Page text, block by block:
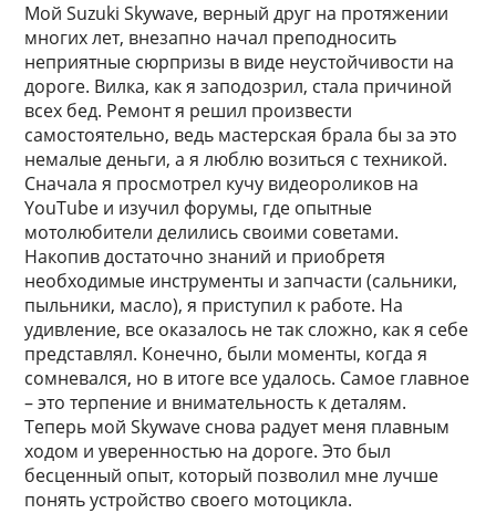
Мой Suzuki Skywave, верный друг на протяжении
многих лет, внезапно начал преподносить
неприятные сюрпризы в виде неустойчивости на
дороге. Вилка, как я заподозрил, стала причиной
всех бед. Ремонт я решил произвести
самостоятельно, ведь мастерская брала бы за это
немалые деньги, а я люблю возиться с техникой.
Сначала я просмотрел кучу видеороликов на
YouTube и изучил форумы, где опытные
мотолюбители делились своими советами.
Накопив достаточно знаний и приобретя
необходимые инструменты и запчасти (сальники,
пыльники, масло), я приступил к работе. На
удивление, все оказалось не так сложно, как я себе
представлял. Конечно, были моменты, когда я
сомневался, но в итоге все удалось. Самое главное
– это терпение и внимательность к деталям.
Теперь мой Skywave снова радует меня плавным
ходом и уверенностью на дороге. Это был
бесценный опыт, который позволил мне лучше
понять устройство своего мотоцикла.